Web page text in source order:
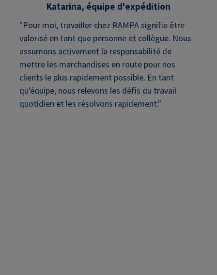
Katarina, équipe d'expédition
"Pour moi, travailler chez RAMPA signifie être
valorisé en tant que personne et collègue. Nous
assumons activement la responsabilité de
mettre les marchandises en route pour nos
clients le plus rapidement possible. En tant
qu'équipe, nous relevons les défis du travail
quotidien et les résolvons rapidement."